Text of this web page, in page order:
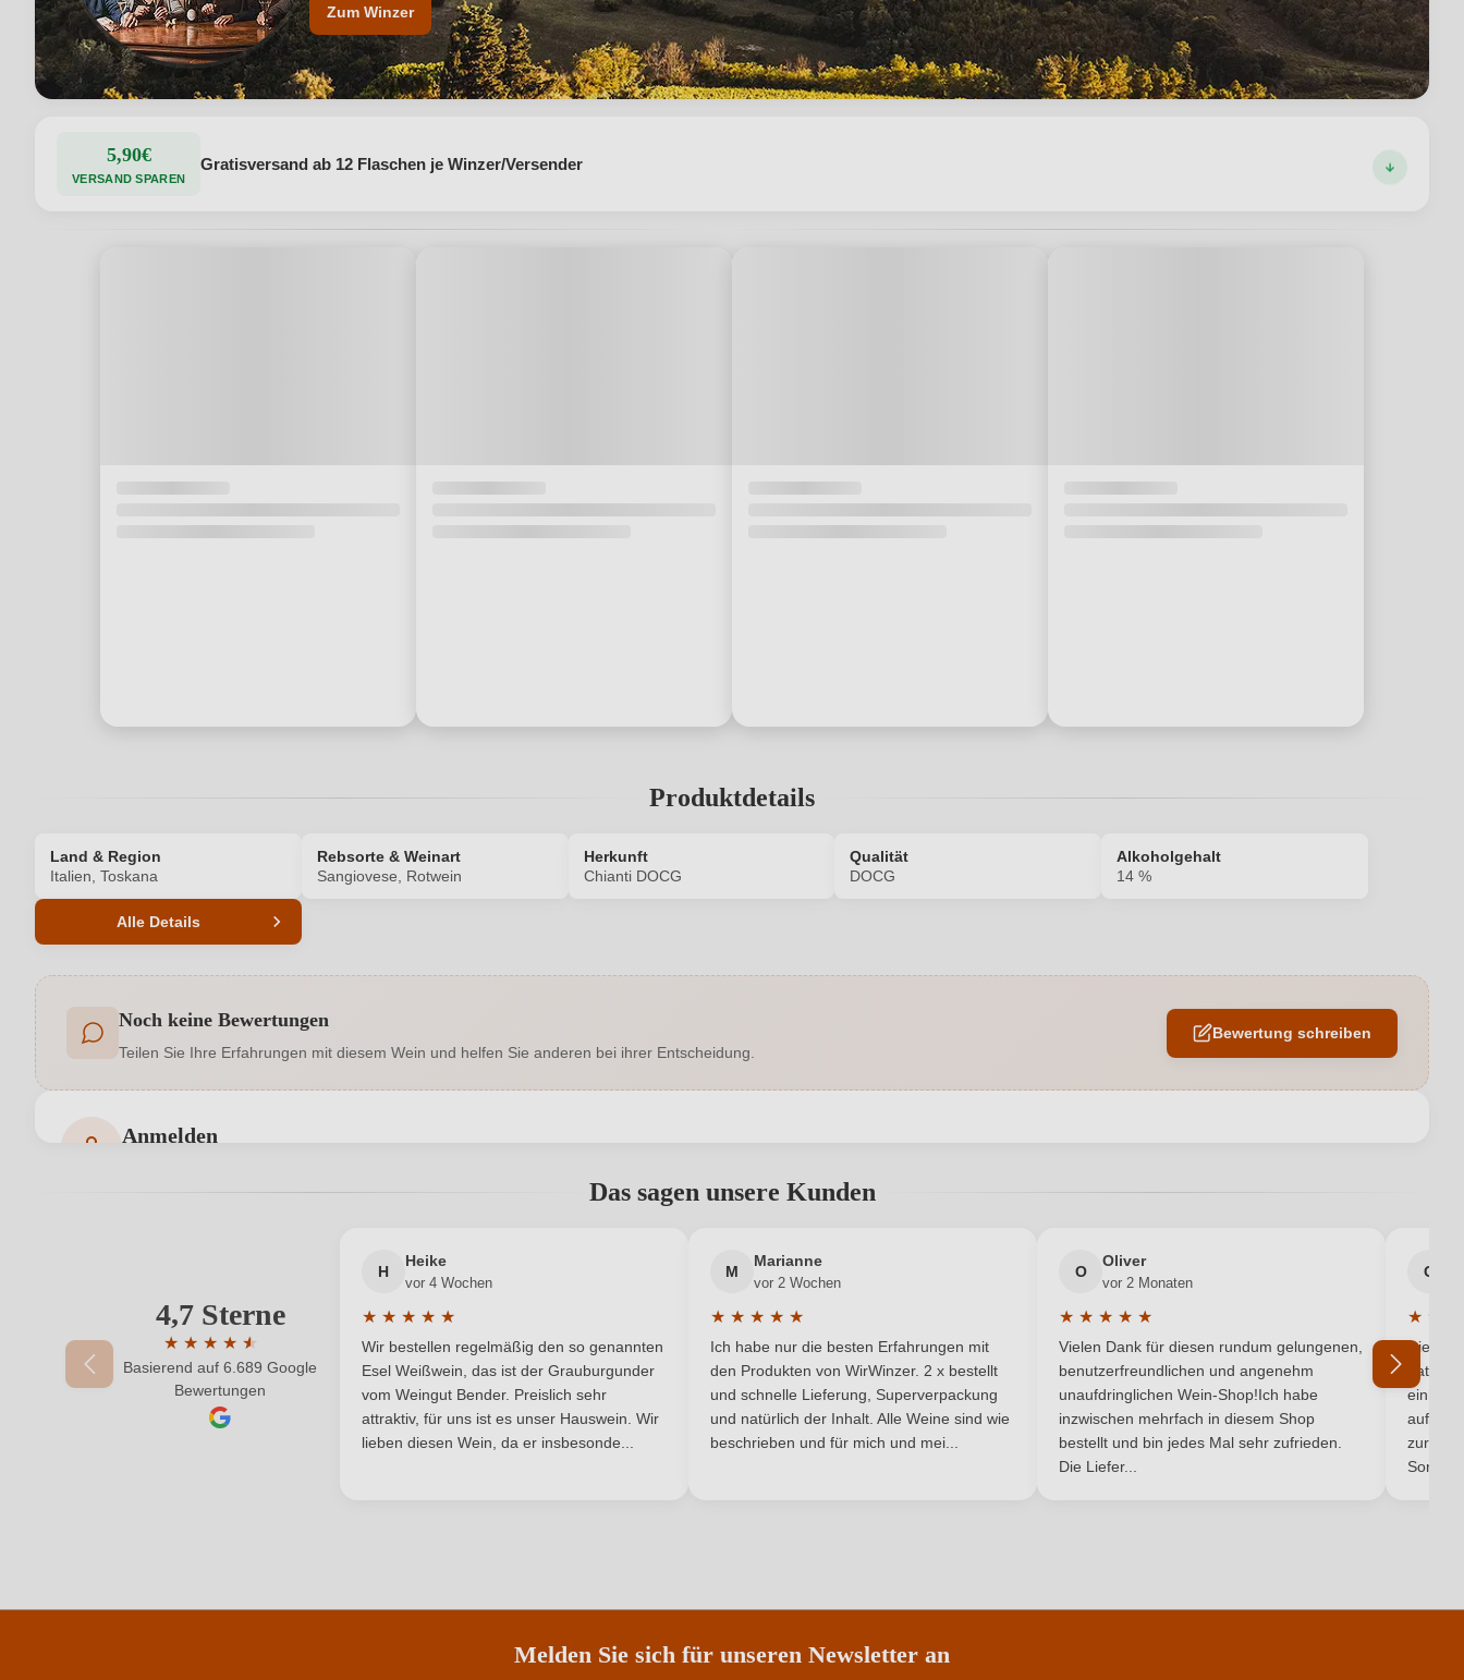
Zum Winzer
5,90€
VERSAND SPAREN
Gratisversand ab 12 Flaschen je Winzer/Versender
Produktdetails
Land & Region
Italien, Toskana
Rebsorte & Weinart
Sangiovese, Rotwein
Herkunft
Chianti DOCG
Qualität
DOCG
Alkoholgehalt
14 %
Alle Details
Allergene Großes Eichenfass
Geographische Angabe Pietraserena
Region Toskana
Unterregion Chianti
Weinart Rotwein
Noch keine Bewertungen
Teilen Sie Ihre Erfahrungen mit diesem Wein und helfen Sie anderen bei ihrer Entscheidung.
Bewertung schreiben
Anmelden
Ihre E-Mail-Adresse
Ihr Passwort
Ich habe mein Passwort vergessen
Das sagen unsere Kunden
4,7 Sterne
★ ★ ★ ★ ★
★
Durchschnittliche Bewertung von 4.7 von 5 Sternen
Basierend auf 6.689 Google
Bewertungen
H
Heike
vor 4 Wochen
★ ★ ★ ★ ★
Durchschnittliche Bewertung von 5 von 5 Sternen
Wir bestellen regelmäßig den so genannten
Esel Weißwein, das ist der Grauburgunder
vom Weingut Bender. Preislich sehr
attraktiv, für uns ist es unser Hauswein. Wir
lieben diesen Wein, da er insbesonde...
M
Marianne
vor 2 Wochen
★ ★ ★ ★ ★
Durchschnittliche Bewertung von 5 von 5 Sternen
Ich habe nur die besten Erfahrungen mit
den Produkten von WirWinzer. 2 x bestellt
und schnelle Lieferung, Superverpackung
und natürlich der Inhalt. Alle Weine sind wie
beschrieben und für mich und mei...
O
Oliver
vor 2 Monaten
★ ★ ★ ★ ★
Durchschnittliche Bewertung von 5 von 5 Sternen
Vielen Dank für diesen rundum gelungenen,
benutzerfreundlichen und angenehm
unaufdringlichen Wein-Shop!Ich habe
inzwischen mehrfach in diesem Shop
bestellt und bin jedes Mal sehr zufrieden.
Die Liefer...
G
★ ★
Die
hat
einmal
auf
zurück
Son...
Melden Sie sich für unseren Newsletter an